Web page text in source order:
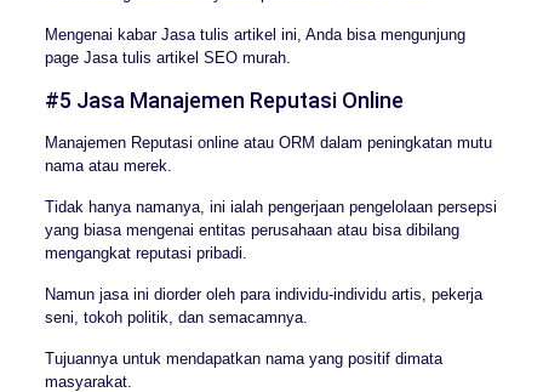
Mengenai kabar Jasa tulis artikel ini, Anda bisa mengunjung
page Jasa tulis artikel SEO murah.
#5 Jasa Manajemen Reputasi Online
Manajemen Reputasi online atau ORM dalam peningkatan mutu
nama atau merek.
Tidak hanya namanya, ini ialah pengerjaan pengelolaan persepsi
yang biasa mengenai entitas perusahaan atau bisa dibilang
mengangkat reputasi pribadi.
Namun jasa ini diorder oleh para individu-individu artis, pekerja
seni, tokoh politik, dan semacamnya.
Tujuannya untuk mendapatkan nama yang positif dimata
masyarakat.